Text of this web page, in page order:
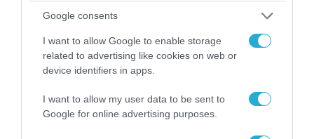
Google consents
I want to allow Google to enable storage
related to advertising like cookies on web or
device identifiers in apps.
I want to allow my user data to be sent to
Google for online advertising purposes.
Αυτή την ώρα το τελευταίο «αντίο» στον πρώην